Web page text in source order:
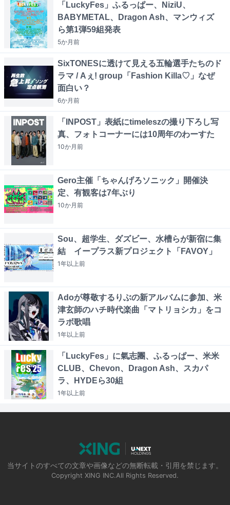
「LuckyFes」ふるっぱー、NiziU、
BABYMETAL、Dragon Ash、マンウィズ
ら第1弾59組発表
5か月前
SixTONESに透けて見える五輪選手たちのド
ラマ / Aぇ! group「Fashion Killa♡」なぜ
面白い？
6か月前
「INPOST」表紙にtimeleszの撮り下ろし写
真、フォトコーナーには10周年のわーすた
10か月前
Gero主催「ちゃんげろソニック」開催決
定、有観客は7年ぶり
10か月前
Sou、超学生、ダズビー、水槽らが新宿に集
結 イープラス新プロジェクト「FAVOY」
1年以上前
Adoが尊敬するりぶの新アルバムに参加、米
津玄師のハチ時代楽曲「マトリョシカ」をコ
ラボ歌唱
1年以上前
「LuckyFes」に氣志團、ふるっぱー、米米
CLUB、Chevon、Dragon Ash、スカパ
ラ、HYDEら30組
1年以上前
当サイトのすべての文章や画像などの無断転載・引用を禁じます。
Copyright XING INC.All Rights Reserved.